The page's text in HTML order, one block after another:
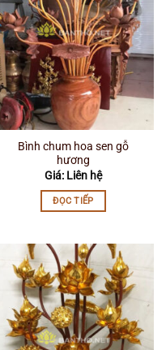
Bình chum hoa sen gỗ
hương
Giá: Liên hệ
ĐỌC TIẾP